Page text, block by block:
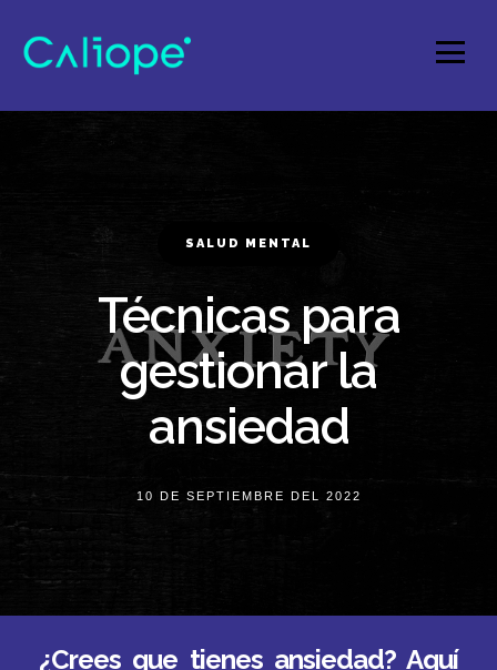
SALUD MENTAL
Técnicas para
gestionar la
ansiedad
10 DE SEPTIEMBRE DEL 2022
¿Crees que tienes ansiedad? Aquí